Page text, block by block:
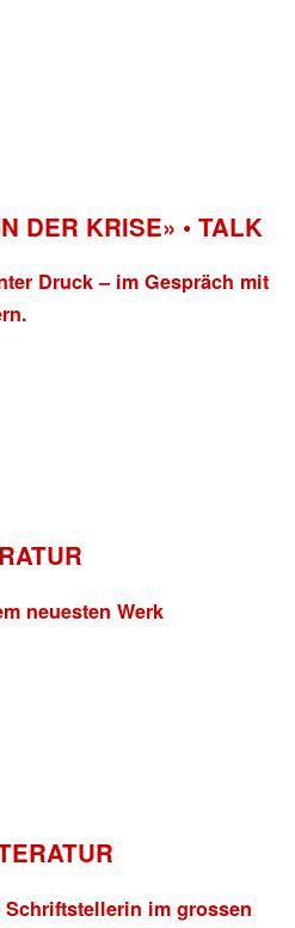
DER KRISE» • TALK
Druck – im Gespräch mit
neuesten Werk
im grossen